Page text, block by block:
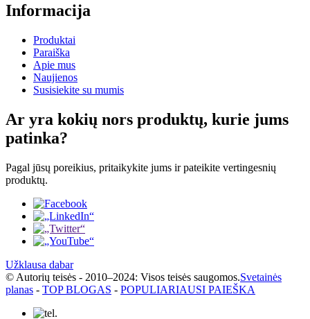
Informacija
Produktai
Paraiška
Apie mus
Naujienos
Susisiekite su mumis
Ar yra kokių nors produktų, kurie jums
patinka?
Pagal jūsų poreikius, pritaikykite jums ir pateikite vertingesnių
produktų.
Užklausa dabar
© Autorių teisės - 2010–2024: Visos teisės saugomos.Svetainės
planas - TOP BLOGAS - POPULIARIAUSI PAIEŠKA